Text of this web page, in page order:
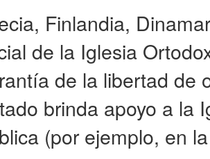
Finlandia,
de la Iglesia
de la libertad de
brinda apoyo a la
(por ejemplo, en